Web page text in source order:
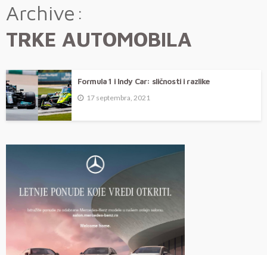
Archive
TRKE AUTOMOBILA
Formula 1 i Indy Car: sličnosti i razlike
17 septembra, 2021